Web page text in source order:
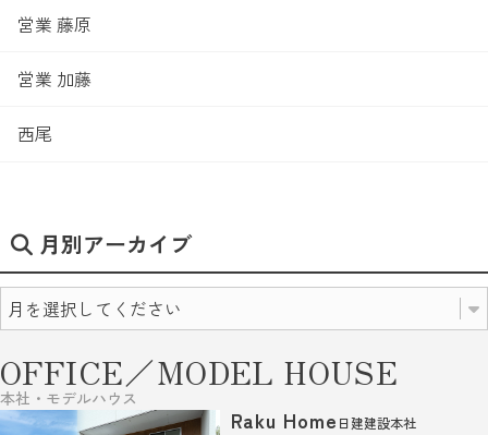
営業 藤原
営業 加藤
西尾
月別アーカイブ
OFFICE／MODEL HOUSE
本社・モデルハウス
Raku Home 日建建設本社